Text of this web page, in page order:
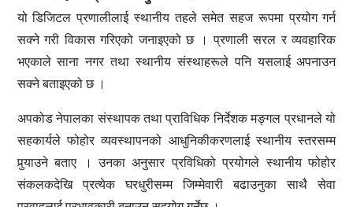
यो डिजिटल प्रणालीलाई स्थानीय तहले समेत सहज रूपमा प्रयोग गर्न
सक्ने गरी विकास गरिएको जनाइएको छ । प्रणाली सरल र व्यवहारिक
भएकाले साना नगर तथा स्थानीय संस्थाहरूले पनि यसलाई अपनाउन
सक्ने बताइएको छ ।
अपकोड नेपालका संस्थापक तथा प्राविधिक निर्देशक मङ्गल प्रधानले यो
सहकार्यले फोहोर व्यवस्थापनको आधुनिकीकरणलाई स्थानीय स्तरसम्म
पुर्‍याउने बताए । उनका अनुसार प्रविधिको प्रयोगले स्थानीय फोहोर
संकलकदेखि प्रत्येक घरधुरीसम्म जिम्मेवारी बढाउनुका साथै सेवा